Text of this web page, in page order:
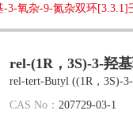
-3-氧杂-9-氮杂双环[3.3.1]
rel-(1R，3S)-3-羟
rel-tert-Butyl ((1R，3S)-
CAS No： 207729-03-1